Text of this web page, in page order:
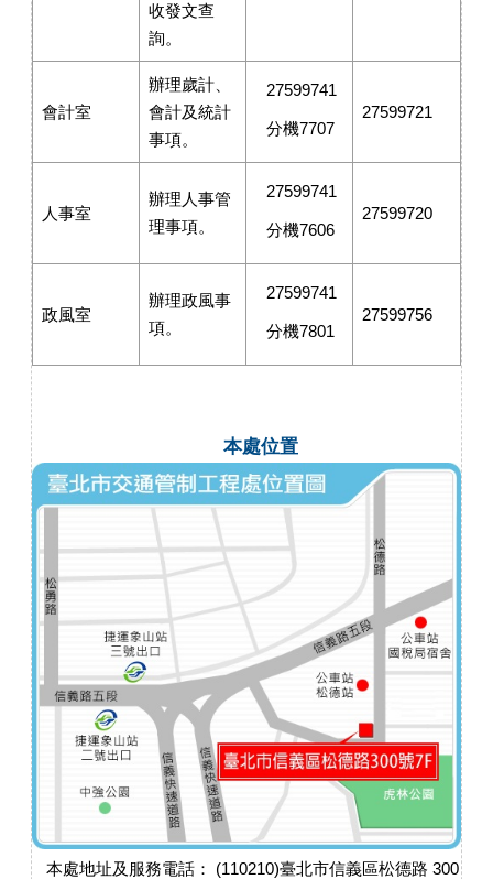
收發文查
詢。
會計室
辦理歲計、
會計及統計
事項。
27599741
分機7707
27599721
人事室
辦理人事管
理事項。
27599741
分機7606
27599720
政風室
辦理政風事
項。
27599741
分機7801
27599756
本處位置
本處地址及服務電話： (110210)臺北市信義區松德路 300